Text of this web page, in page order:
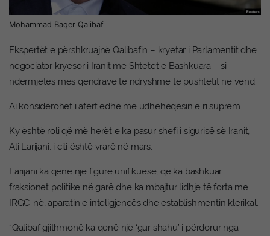
Mohammad Baqer Qalibaf
Ekspertët e përshkruajnë Qalibafin – kryetar i Parlamentit dhe
negociator kryesor i Iranit me Shtetet e Bashkuara – si
ndërmjetës mes qendrave të ndryshme të pushtetit në vend.
Ai konsiderohet i afërt edhe me udhëheqësin e ri suprem.
Ky është roli që më herët e ka pasur shefi i sigurisë së Iranit,
Ali Larijani, i cili është vrarë në mars.
Larijani ka qenë një figurë unifikuese, që ka bashkuar
fraksionet politike në garë dhe ka mbajtur lidhje të forta me
IRGC-në, aparatin e inteligjencës dhe establishmentin klerikal.
“Qalibaf gjithmonë ka qenë një ‘gur shahu’ i përdorur nga